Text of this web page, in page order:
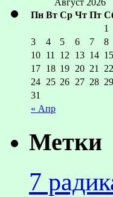
Пн Вт Ср Чт Пт
« Апр
1
3
4 5 6 7 8
10 11 12 13 14 15
17 18 19 20 21 22
24 25 26 27 28 29
31
Метки
7